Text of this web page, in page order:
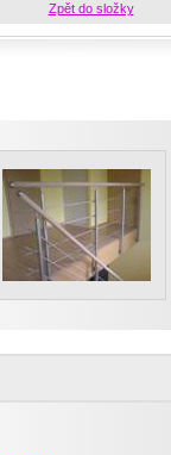
Zpět do složky